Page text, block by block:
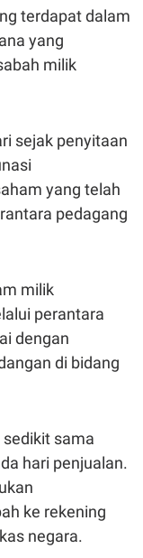
terdapat dalam
yang
milik
sejak penyitaan
yang telah
pedagang
milik
perantara
dengan
di bidang
sama
hari penjualan.
ke rekening
negara.